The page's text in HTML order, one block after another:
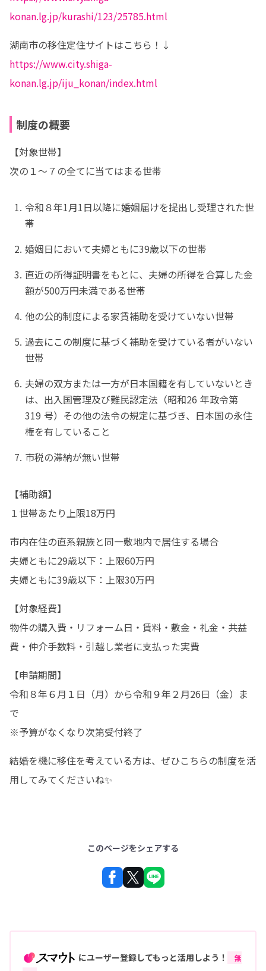
konan.lg.jp/kurashi/123/25785.html
https://www.city.shiga-
konan.lg.jp/iju_konan/index.html
制度の概要
【対象世帯】
次の１～７の全てに当てはまる世帯
令和８年1月1日以降に婚姻届けを提出し受理された世
帯
婚姻日において夫婦ともに39歳以下の世帯
直近の所得証明書をもとに、夫婦の所得を合算した金
額が500万円未満である世帯
他の公的制度による家賃補助を受けていない世帯
過去にこの制度に基づく補助を受けている者がいない
世帯
夫婦の双方または一方が日本国籍を有していないとき
は、出入国管理及び難民認定法（昭和26 年政令第
319 号）その他の法令の規定に基づき、日本国の永住
権を有していること
市税の滞納が無い世帯
【補助額】
１世帯あたり上限18万円
市内在住の直系親族と同一敷地内で居住する場合
夫婦ともに29歳以下：上限60万円
夫婦ともに39歳以下：上限30万円
【対象経費】
物件の購入費・リフォーム日・賃料・敷金・礼金・共益
費・仲介手数料・引越し業者に支払った実費
【申請期間】
令和８年６月１日（月）から令和９年２月26日（金）ま
で
※予算がなくなり次第受付終了
結婚を機に移住を考えている方は、ぜひこちらの制度を活
用してみてくださいね✨
このページをシェアする
にユーザー登録してもっと活用しよう！
無